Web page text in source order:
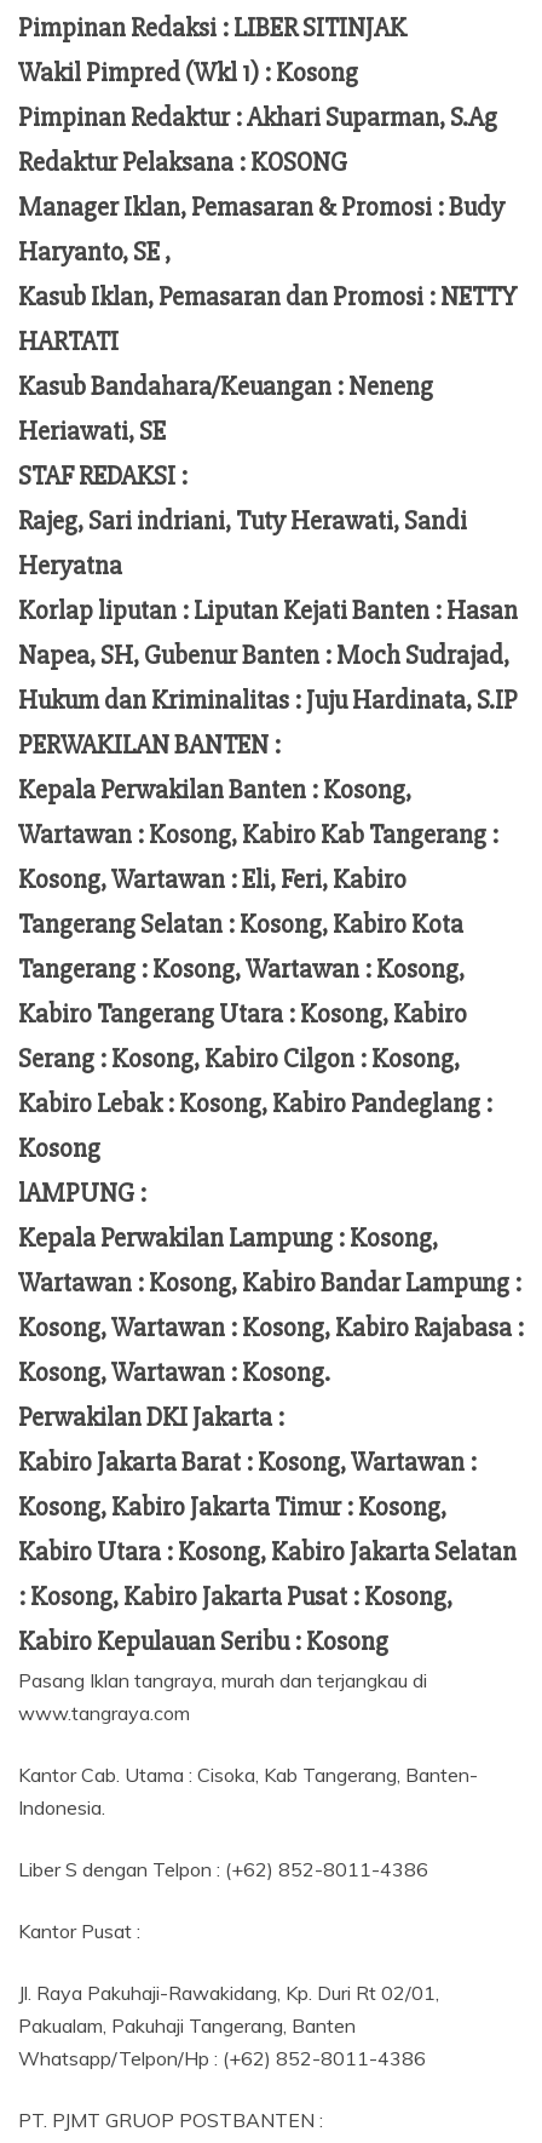
Pimpinan Redaksi :LIBER SITINJAK
Wakil Pimpred (Wkl 1) : Kosong
Pimpinan Redaktur :Akhari Suparman, S.Ag
Redaktur Pelaksana :KOSONG
Manager Iklan, Pemasaran & Promosi :Budy
Haryanto, SE ,
Kasub Iklan, Pemasaran dan Promosi :NETTY
HARTATI
Kasub Bandahara/Keuangan :Neneng
Heriawati, SE
STAF REDAKSI :
Rajeg, Sari indriani, Tuty Herawati, Sandi
Heryatna
Korlap liputan :Liputan Kejati Banten : Hasan
Napea, SH,Gubenur Banten : MochSudrajad,
Hukum dan Kriminalitas :Juju Hardinata, S.IP
PERWAKILAN BANTEN :
Kepala Perwakilan Banten : Kosong,
Wartawan : Kosong, Kabiro Kab Tangerang :
Kosong,Wartawan :Eli, Feri, Kabiro
Tangerang Selatan : Kosong, Kabiro Kota
Tangerang :Kosong, Wartawan : Kosong,
Kabiro Tangerang Utara : Kosong, Kabiro
Serang : Kosong, Kabiro Cilgon : Kosong,
Kabiro Lebak : Kosong, Kabiro Pandeglang :
Kosong
lAMPUNG :
Kepala Perwakilan Lampung :Kosong,
Wartawan : Kosong, Kabiro Bandar Lampung :
Kosong, Wartawan : Kosong, Kabiro Rajabasa :
Kosong, Wartawan : Kosong.
Perwakilan DKI Jakarta :
Kabiro Jakarta Barat : Kosong, Wartawan :
Kosong, Kabiro Jakarta Timur : Kosong,
Kabiro Utara : Kosong, Kabiro Jakarta Selatan
: Kosong, Kabiro Jakarta Pusat : Kosong,
Kabiro Kepulauan Seribu : Kosong
Pasang Iklan tangraya, murah dan terjangkau di
www.tangraya.com
Kantor Cab. Utama : Cisoka, Kab Tangerang, Banten-
Indonesia.
Liber S dengan Telpon : (+62) 852-8011-4386
Kantor Pusat :
Jl. Raya Pakuhaji-Rawakidang, Kp. Duri Rt 02/01,
Pakualam, Pakuhaji Tangerang, Banten
Whatsapp/Telpon/Hp : (+62) 852-8011-4386
PT. PJMT GRUOP POSTBANTEN :